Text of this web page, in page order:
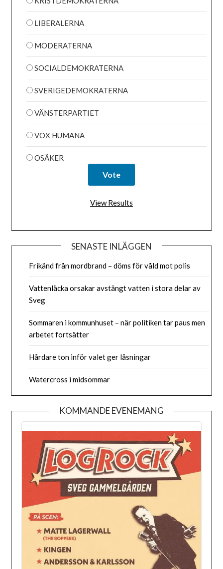
LIBERALERNA
MODERATERNA
SOCIALDEMOKRATERNA
SVERIGEDEMOKRATERNA
VÄNSTERPARTIET
VOX HUMANA
OSÄKER
View Results
SENASTE INLÄGGEN
Frikänd från mordbrand – döms för våld mot polis
Vattenläcka orsakar avstängt vatten i stora delar av
Sveg
Sommaren i kommunhuset – när politiken tar paus men
arbetet fortsätter
Hårdare ton inför valet ger låsningar
Watercross i midsommar
KOMMANDE EVENEMANG